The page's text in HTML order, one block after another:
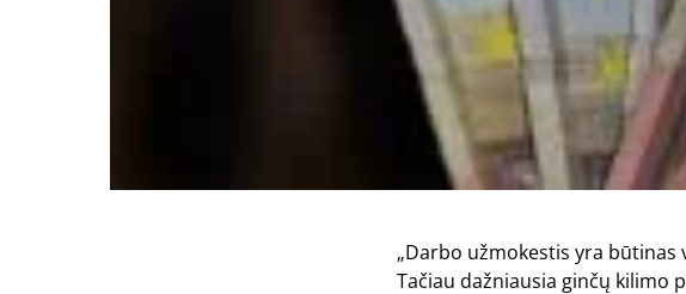
„Darbo užmokestis yra
Tačiau dažniausia ginčų kilimo